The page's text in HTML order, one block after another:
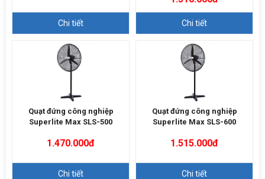
Chi tiết Chi tiết
Quạt đứng công nghiệp
Superlite Max SLS-500
1.470.000đ
Chi tiết
Quạt đứng công nghiệp
Superlite Max SLS-600
1.515.000đ
Chi tiết